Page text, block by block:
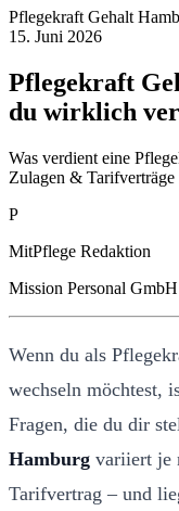
Pflegekraft Gehalt
15. Juni 2026
Pflegekraft
du wirklich
Was verdient eine
Zulagen &
P
MitPflege Redaktion
Mission Personal GmbH
Wenn du als
wechseln möchtest,
Fragen, die du dir
Hamburg variiert je
Tarifvertrag – und